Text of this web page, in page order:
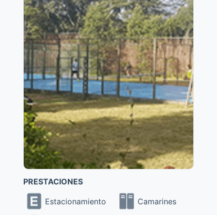
PRESTACIONES
Estacionamiento Camarines